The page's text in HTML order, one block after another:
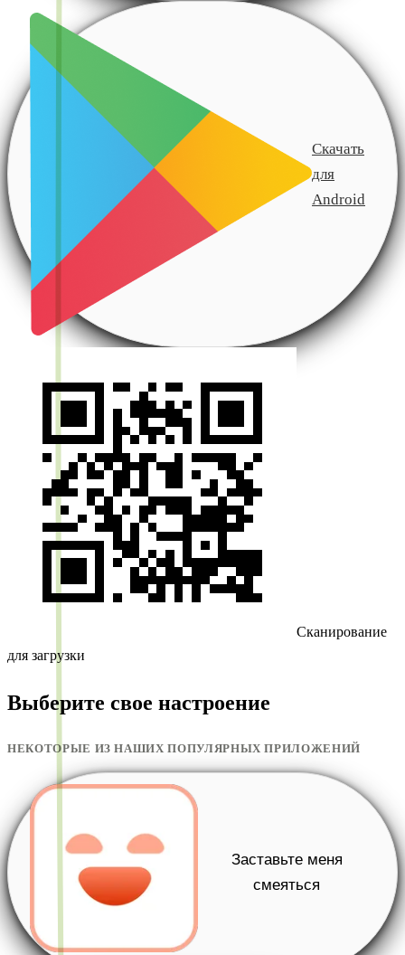
Скачать
для
Android
Сканирование
для загрузки
Выберите свое настроение
НЕКОТОРЫЕ ИЗ НАШИХ ПОПУЛЯРНЫХ ПРИЛОЖЕНИЙ
Заставьте меня
смеяться